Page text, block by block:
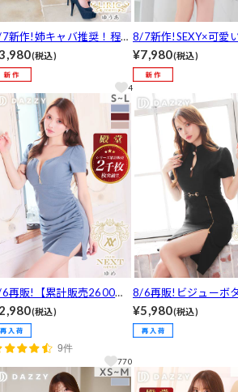
新作!姉キャバ推奨！程よ
魅せワンカラーVネック
ォンフレア袖タイトミニ
ャバドレス[SML/3サイ
展開]
(税込)
4
8/7新作!SEXY×可愛
あざとモテピンクタイ
丈キャバドレス
ズ展開]
¥7,980(税込)
再販!【累計販売2600枚
・2980円】安いのに超
る!!デコルテ魅せ谷間ジ
ギャザー半袖タイトミニ
レス[プチプラキャバドレ
]
(税込)
9件
770
8/6再販!ビジューボ
プスリットベルトモチ
袖タイト膝丈キャバド
ML/3サイズ展開]
¥5,980(税込)